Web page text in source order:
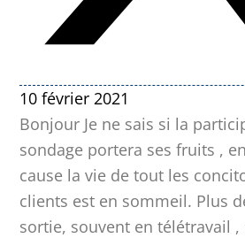
10 février 2021
Bonjour Je ne sais si la
sondage portera ses fruits ,
cause la vie de tout les
clients est en sommeil. Plus
sortie, souvent en télétravail